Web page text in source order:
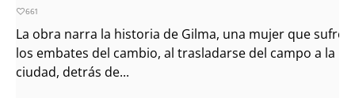
661
La obra narra la historia de Gilma, una mujer que sufre
los embates del cambio, al trasladarse del campo a la
ciudad, detrás de...